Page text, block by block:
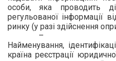
особи, яка проводить
регульованої інформації
ринку (у разі здійснення
–
Найменування,
країна реєстрації